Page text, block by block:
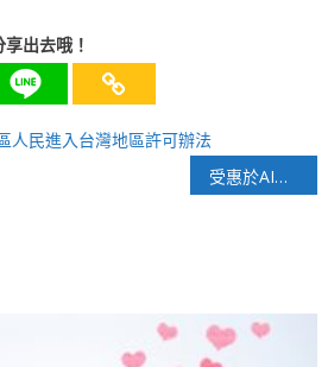
出去哦！
人民進入台灣地區許可辦法
受惠於AI人工智慧驅動熱潮 相關產業成績亮眼